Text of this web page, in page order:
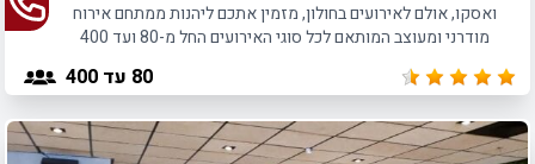
ואסקו, אולם לאירועים בחולון, מזמין אתכם ליהנות ממתחם אירוח
מודרני ומעוצב המותאם לכל סוגי האירועים החל מ-80 ועד 400
80 עד 400